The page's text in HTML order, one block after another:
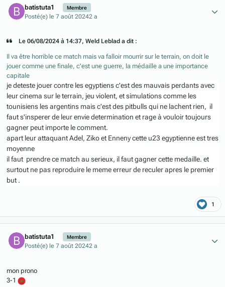
batistuta1 Membre
Posté(e) le 7 août 20242 a
Le 06/08/2024 à 14:37, Weld Leblad a dit :
Il va être horrible ce match mais va falloir mourrir sur le terrain, on doit le
jouer comme une finale, c'est une guerre, la médaille a une importance
capitale
je deteste jouer contre les egyptiens c'est des mauvais perdants avec
leur cinema sur le terrain, jeu violent, et simulations comme les
tounisiens les argentins mais c'est des pitbulls qui ne lachent rien, il
faut s'insperer de leur envie determination et rage à vouloir toujours
gagner peut importe le comment.
apart leur attaquant Adel, Ziko et Enneny cette u23 egyptienne est tres
moyenne
il faut prendre ce match au serieux, il faut gagner cette medaille. et
surtout ne pas reproduire le meme erreur de reculer apres le premier
but .
1
batistuta1 Membre
Posté(e) le 7 août 20242 a
mon prono
3-1